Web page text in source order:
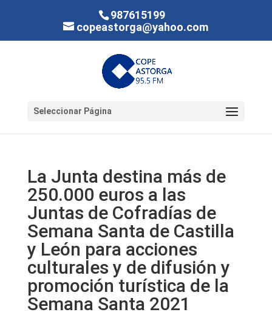
987615199
copeastorga@yahoo.com
Seleccionar Página
La Junta destina más de
250.000 euros a las
Juntas de Cofradías de
Semana Santa de Castilla
y León para acciones
culturales y de difusión y
promoción turística de la
Semana Santa 2021